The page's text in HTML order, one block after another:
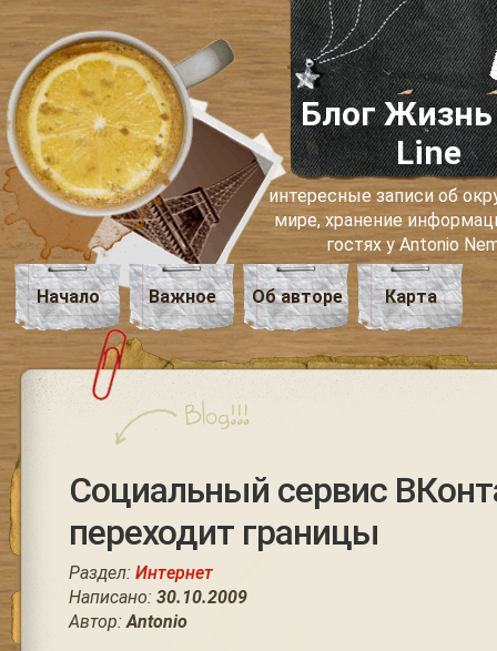
Блог Жизнь
Line
интересные записи об
мире, хранение
гостях у Antonio
Начало Важное Об авторе Карта
Социальный сервис
переходит границы
Раздел: Интернет
Написано: 30.10.2009
Автор:Antonio